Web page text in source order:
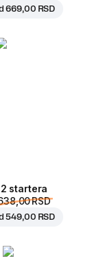
669,00 RSD
2 startera
RSD
549,00 RSD